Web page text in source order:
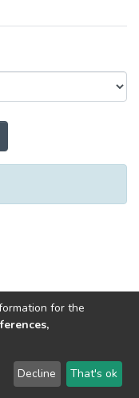
:
National University
LYRASIS
Send Feedback
for the
Decline That's ok